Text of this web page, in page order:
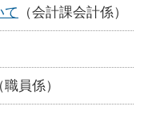
て （会計課会計係）
職員係）